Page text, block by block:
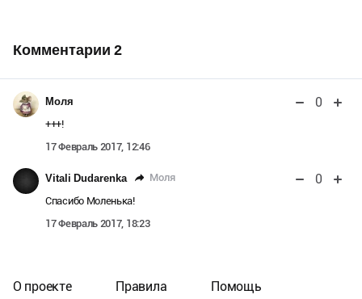
Комментарии 2
Моля 0
+++!
17 Февраль 2017, 12:46
Vitali Dudarenka Моля 0
Спасибо Моленька!
17 Февраль 2017, 18:23
О проекте Правила Помощь